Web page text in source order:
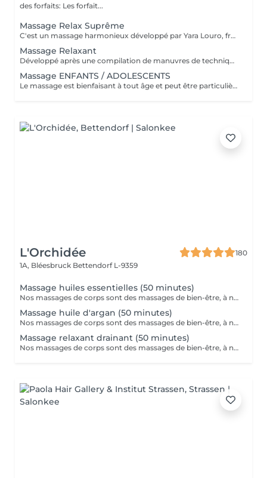
des forfaits: Les forfait...
Massage Relax Suprême
C'est un massage harmonieux développé par Yara Louro, fruit de ses années d'expérience. Ce massage qui rassure le corps, l'esprit et l'âme, a été particulièrement développé pour fournir une relaxation totale des sens, vous transportant vers un état de bien-être parfait. Vous découvrirez tous ses secrets lors de votre séance.
Massage Relaxant
Développé après une compilation de manuvres de techniques millénaires. Avec des mouvements d'allongement profond basés sur des massages de diverses cultures, le Massage Relaxant méthode Renata France favorise l'équilibre entre le corps et l'esprit, soulage les douleurs musculaires et détend le corps dès la première séance. Cette technique procure une sensation immédiate de bien-être et de légèreté.
Massage ENFANTS / ADOLESCENTS
Le massage est bienfaisant à tout âge et peut être particulièrement utile à tous les stades du développement infantile. Stress, surstimulation, anxiété de performance, horaire chargé, pression et écrans omniprésents sont quelques-uns des nombreux défis des enfants. En conséquence les enfants ont besoin de déconnecter pour se calmer et se ressourcer le temps d'un massage. La massothérapeute réalise pour l'enfant un massage relaxant à l'huile de massage neutre. Le praticien se chargera de réaliser les techniques de massage appropriées pour l'enfant, afin qu'il ressente les sensations de bien-être adaptées à son âge. La présence d'un parent dans la salle durant tout le massage est évidemment possible. Le temps de massage est adapté à l'âge de l'enfant ou de l'adolescent.
L'Orchidée
180
1A, Bléesbruck Bettendorf L-9359
Massage huiles essentielles (50 minutes)
Nos massages de corps sont des massages de bien-être, à ne pas confondre avec les massages médicaux.
Massage huile d'argan (50 minutes)
Nos massages de corps sont des massages de bien-être, à ne pas confondre avec les massages médicaux.
Massage relaxant drainant (50 minutes)
Nos massages de corps sont des massages de bien-être, à ne pas confondre avec les massages médicaux.